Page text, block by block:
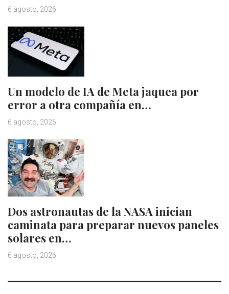
6 agosto, 2026
Un modelo de IA de Meta jaquea por
error a otra compañía en…
6 agosto, 2026
Dos astronautas de la NASA inician
caminata para preparar nuevos paneles
solares en…
6 agosto, 2026